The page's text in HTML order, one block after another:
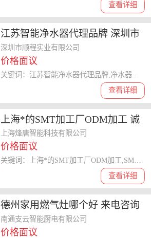
查看详细
江苏智能净水器代理品牌 深圳市
顺程实业供应
深圳市顺程实业有限公司
价格面议
查看详细
上海*的SMT加工厂ODM加工 诚
信互利 上海烽唐智能科技供应
上海烽唐智能科技有限公司
价格面议
查看详细
关键词：上海*的SMT加工厂ODM加工,SMT加工厂
德州家用燃气灶哪个好 来电咨询
南通支云智能厨电供应
南通支云智能厨电有限公司
价格面议